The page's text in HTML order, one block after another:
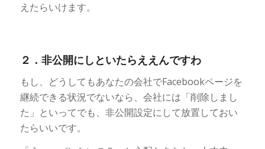
えたらいけます。
２．非公開にしといたらええんですわ
もし、どうしてもあなたの会社でFacebookページを
継続できる状況でないなら、会社には「削除しまし
た」といってでも、非公開設定にして放置しておい
たらいいです。